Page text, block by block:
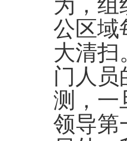
公区域
大清扫
门人员
测，一
领导第